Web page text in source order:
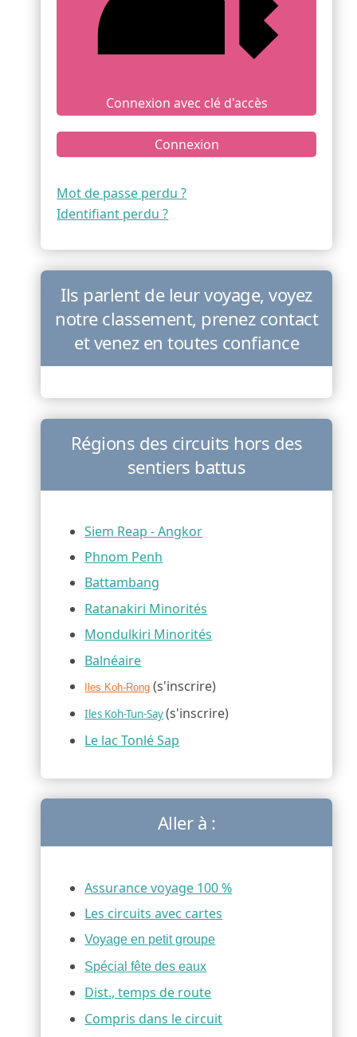
Connexion avec clé d'accès
Connexion
Mot de passe perdu ?
Identifiant perdu ?
Ils parlent de leur voyage, voyez
notre classement, prenez contact
et venez en toutes confiance
Régions des circuits hors des
sentiers battus
Siem Reap - Angkor
Phnom Penh
Battambang
Ratanakiri Minorités
Mondulkiri Minorités
Balnéaire
Iles Koh-Rong (s'inscrire)
Iles Koh-Tun-Say(s'inscrire)
Le lac Tonlé Sap
Aller à :
Assurance voyage 100 %
Les circuits avec cartes
Voyage en petit groupe
Spécial fête des eaux
Dist., temps de route
Compris dans le circuit